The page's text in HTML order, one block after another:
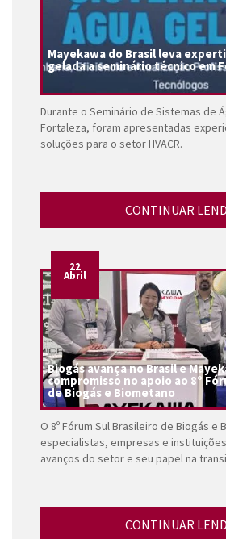
Mayekawa do Brasil leva
gelada a seminário técnico em
Durante o Seminário de Sistemas de
Fortaleza, foram apresentadas
soluções para o setor HVACR.
CONTINUAR
22
Abril
Biogás avança no Brasil e
compromisso no apoio ao 8º
de Biogás e Biometano
O 8º Fórum Sul Brasileiro de Biogás e
especialistas, empresas e
avanços do setor e seu papel na
CONTINUAR